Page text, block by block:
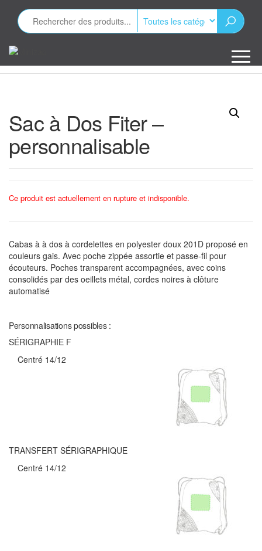
contenu
publicitaires
Sac à Dos Fiter –
personnalisable
Ce produit est actuellement en rupture et indisponible.
Cabas à à dos à cordelettes en polyester doux 201D proposé en
couleurs gais. Avec poche zippée assortie et passe-fil pour
écouteurs. Poches transparent accompagnées, avec coins
consolidés par des oeillets métal, cordes noires à clôture
automatisé
Personnalisations possibles :
SÉRIGRAPHIE F
Centré 14/12
TRANSFERT SÉRIGRAPHIQUE
Centré 14/12